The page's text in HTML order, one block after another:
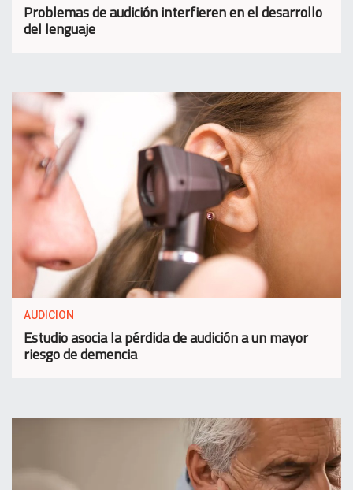
Problemas de audición interfieren en el desarrollo
del lenguaje
AUDICION
Estudio asocia la pérdida de audición a un mayor
riesgo de demencia